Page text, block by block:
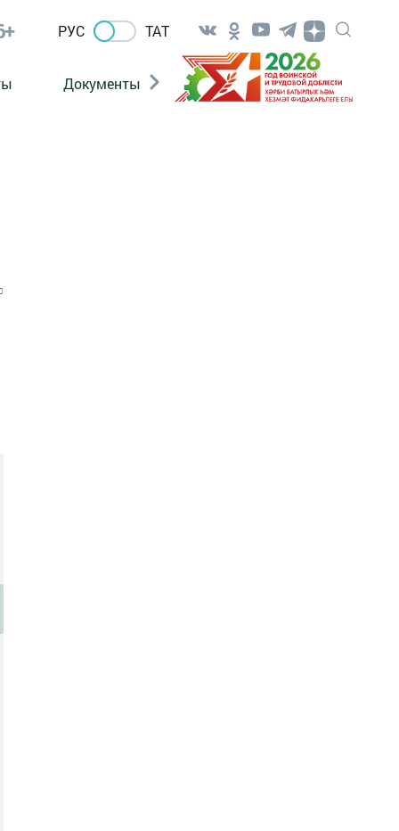
РУС ТАТ
Документы Патриотизм